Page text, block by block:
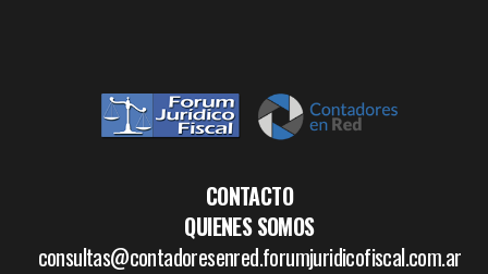
CONTACTO
QUIENES SOMOS
consultas@contadoresenred.forumjuridicofiscal.com.ar